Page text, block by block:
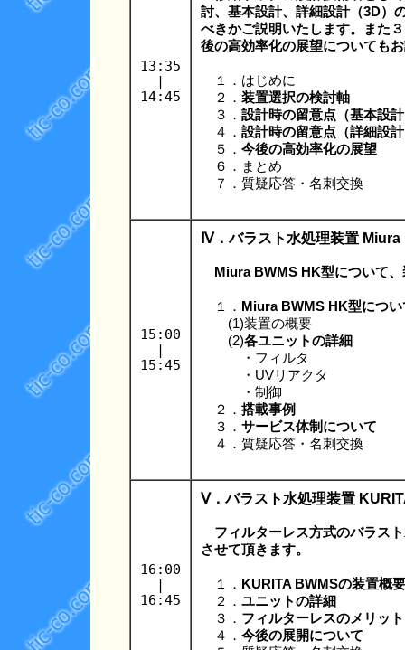
13:35
|
14:45
討、基本設計、詳細設計（3D）
べきかご説明いたします。また
後の高効率化の展望についても
１．はじめに
２． 装置選択の検討軸
３． 設計時の留意点（基本設
４． 設計時の留意点（詳細設
５． 今後の高効率化の展望
６．まとめ
７．質疑応答・名刺交換
15:00
|
15:45
Ⅳ．バラスト水処理装置 Miura
Miura BWMS HK型について
１． Miura BWMS HK型につい
(1)装置の概要
(2)各ユニットの詳細
・フィルタ
・UVリアクタ
・制御
２． 搭載事例
３． サービス体制について
４．質疑応答・名刺交換
16:00
|
16:45
Ⅴ．バラスト水処理装置
フィルターレス方式のバラス
させて頂きます。
１． KURITA BWMSの装置概要
２． ユニットの詳細
３． フィルターレスのメリッ
４． 今後の展開について